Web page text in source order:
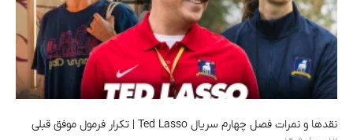
نقدها و نمرات فصل چهارم سریال Ted Lasso | تکرار فرمول موفق قبلی